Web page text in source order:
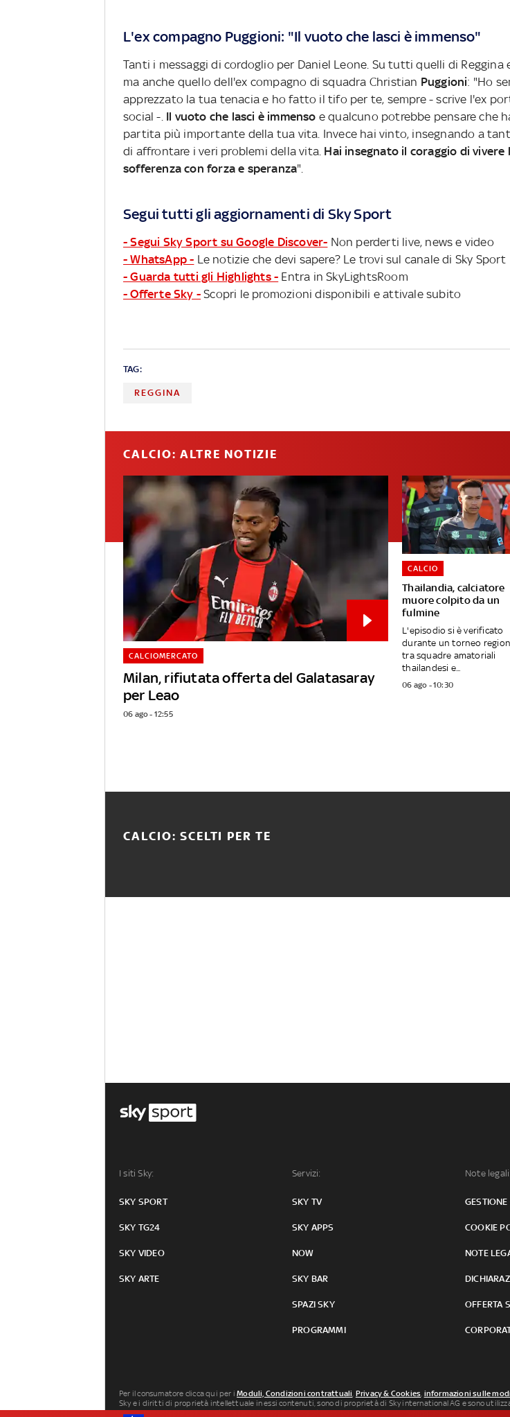
L'ex compagno Puggioni: "Il vuoto che lasci è immenso"
Tanti i messaggi di cordoglio per Daniel Leone. Su tutti quelli di Reggina
ma anche quello dell'ex compagno di squadra Christian Puggioni: "Ho
apprezzato la tua tenacia e ho fatto il tifo per te, sempre - scrive l'ex
social -. Il vuoto che lasci è immenso e qualcuno potrebbe pensare che
partita più importante della tua vita. Invece hai vinto, insegnando a
di affrontare i veri problemi della vita. Hai insegnato il coraggio di vivere
sofferenza con forza e speranza".
Segui tutti gli aggiornamenti di Sky Sport
- Segui Sky Sport su Google Discover- Non perderti live, news e video
- WhatsApp - Le notizie che devi sapere? Le trovi sul canale di Sky Sport
- Guarda tutti gli Highlights - Entra in SkyLightsRoom
- Offerte Sky - Scopri le promozioni disponibili e attivale subito
TAG:
REGGINA
CALCIO: ALTRE NOTIZIE
Milan, rifiutata offerta del Galatasaray
per Leao
CALCIOMERCATO
06 ago - 12:55
Thailandia, calciatore
muore colpito da un
fulmine
CALCIO
L'episodio si è verificato
durante un torneo
tra squadre amatoriali
thailandesi e...
06 ago - 10:30
CALCIO: SCELTI PER TE
I siti Sky:
SKY SPORT
SKY TG24
SKY VIDEO
SKY ARTE
Servizi:
SKY TV
SKY APPS
NOW
SKY BAR
SPAZI SKY
PROGRAMMI
Note legali:
COOKIE
NOTE
OFFERTA
Per il consumatore clicca qui per iModuli, Condizioni contrattuali, Privacy & Cookies, informazioni sulle
Sky e i diritti di proprietà intellettuale in essi contenuti, sono di proprietà di Sky international AG e sono
Milano P.IVA 04619241005. SkyTG24: ISSN 3035-1537 e SkySport: ISSN 3035-1545.Segnalazione Abusi